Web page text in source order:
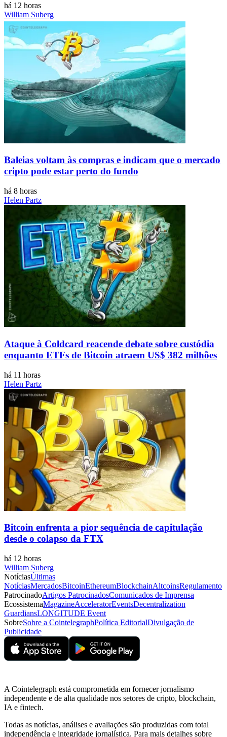
há 12 horas
William Suberg
Baleias voltam às compras e indicam que o mercado
cripto pode estar perto do fundo
há 8 horas
Helen Partz
Ataque à Coldcard reacende debate sobre custódia
enquanto ETFs de Bitcoin atraem US$ 382 milhões
há 11 horas
Helen Partz
Bitcoin enfrenta a pior sequência de capitulação
desde o colapso da FTX
há 12 horas
William Suberg
NotíciasÚltimas
NotíciasMercadosBitcoinEthereumBlockchainAltcoinsRegulamento
PatrocinadoArtigos PatrocinadosComunicados de Imprensa
EcossistemaMagazineAcceleratorEventsDecentralization
GuardiansLONGITUDE Event
SobreSobre a CointelegraphPolítica EditorialDivulgação de
Publicidade
A Cointelegraph está comprometida em fornecer jornalismo
independente e de alta qualidade nos setores de cripto, blockchain,
IA e fintech.
Todas as notícias, análises e avaliações são produzidas com total
independência e integridade jornalística. Para mais detalhes sobre